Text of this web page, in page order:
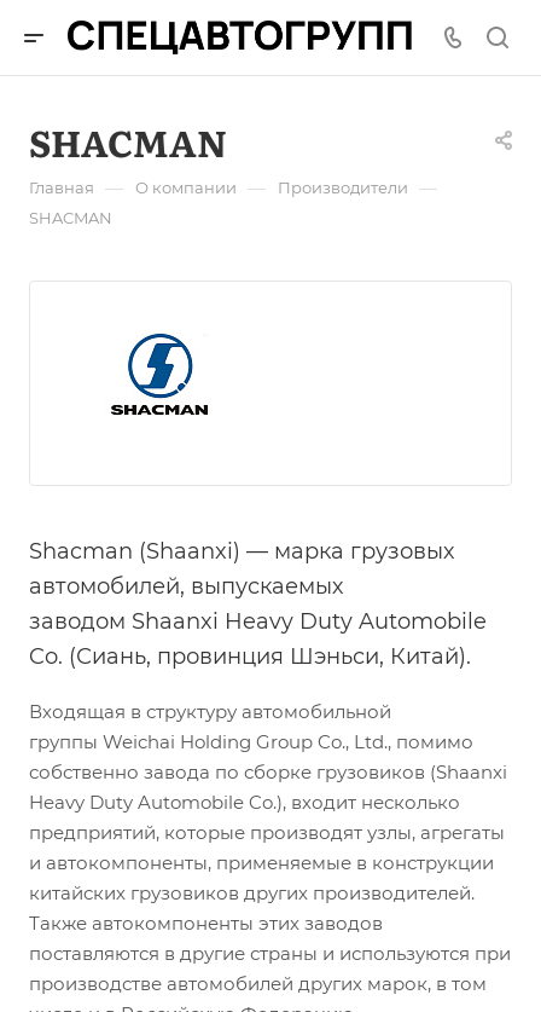
SHACMAN
Главная — О компании — Производители —
SHACMAN
Shacman (Shaanxi) — марка грузовых
автомобилей, выпускаемых
заводом Shaanxi Heavy Duty Automobile
Co. (Сиань, провинция Шэньси, Китай).
Входящая в структуру автомобильной
группы Weichai Holding Group Co., Ltd., помимо
собственно завода по сборке грузовиков (Shaanxi
Heavy Duty Automobile Co.), входит несколько
предприятий, которые производят узлы, агрегаты
и автокомпоненты, применяемые в конструкции
китайских грузовиков других производителей.
Также автокомпоненты этих заводов
поставляются в другие страны и используются при
производстве автомобилей других марок, в том